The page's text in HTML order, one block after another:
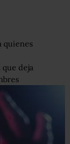
quienes
deja